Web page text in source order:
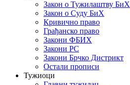
Закон о Тужилаштву БиХ
Закон о Суду БиХ
Кривично право
Грађанско право
Закони ФБИХ
Закони РС
Закони Брчко Дистрикт
Остали прописи
Тужиоци